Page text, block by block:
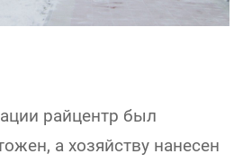
райцентр был
а хозяйству нанесен